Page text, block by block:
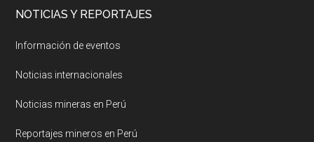
NOTICIAS Y REPORTAJES
Información de eventos
Noticias internacionales
Noticias mineras en Perú
Reportajes mineros en Perú